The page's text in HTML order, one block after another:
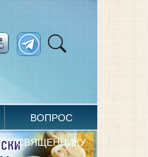
ВОПРОС
СВЯЩЕННИКУ